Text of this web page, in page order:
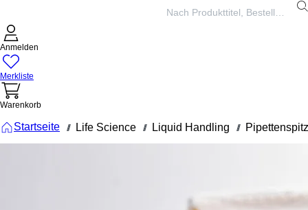
Anmelden
Merkliste
Warenkorb
Startseite /// Life Science /// Liquid Handling ///